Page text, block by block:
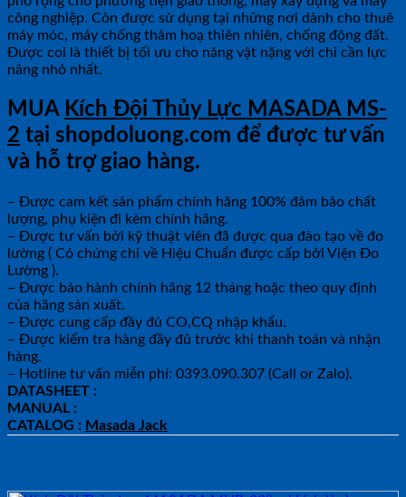
công nghiệp. Còn được sử dụng tại những nơi dành cho thuê
máy móc, máy chống thảm hoạ thiên nhiên, chống động đất.
Được coi là thiết bị tối ưu cho năng vật nặng với chỉ cần lực
nâng nhỏ nhất.
MUA Kích Đội Thủy Lực MASADA MS-
2 tại shopdoluong.com để được tư vấn
và hỗ trợ giao hàng.
– Được cam kết sản phẩm chính hãng 100% đảm bảo chất
lượng, phụ kiện đi kèm chính hãng.
– Được tư vấn bởi kỹ thuật viên đã được qua đào tạo về đo
lường ( Có chứng chỉ về Hiệu Chuẩn được cấp bởi Viện Đo
Lường ).
– Được bảo hành chính hãng 12 tháng hoặc theo quy định
của hãng sản xuất.
– Được cung cấp đầy đủ CO,CQ nhập khẩu.
– Được kiểm tra hàng đầy đủ trước khi thanh toán và nhận
hàng.
– Hotline tư vấn miễn phí: 0393.090.307 (Call or Zalo).
DATASHEET :
MANUAL :
CATALOG : Masada Jack